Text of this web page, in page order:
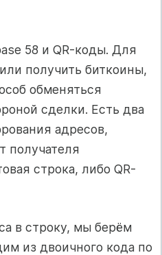
58 и QR-коды. Для
получить биткоины,
обменяться
сделки. Есть два
адресов,
получателя
строка, либо QR-
в строку, мы берём
из двоичного кода по